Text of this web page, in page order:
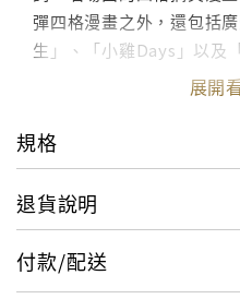
彈四格漫畫之外，還包括
生」、「小雞Days」以及
展開
規格
退貨說明
付款/配送